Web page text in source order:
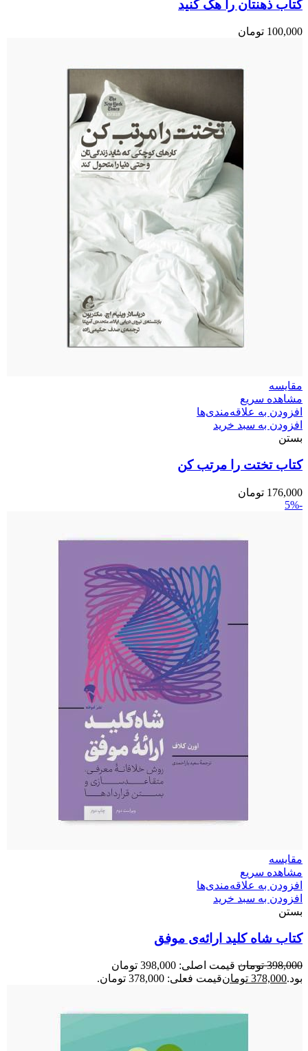
کتاب ذهنتان را هک کنید
100,000 تومان
مقایسه
مشاهده سریع
افزودن به علاقه‌مندی‌ها
افزودن به سبد خرید
بستن
کتاب تختت را مرتب کن
176,000 تومان
-5%
مقایسه
مشاهده سریع
افزودن به علاقه‌مندی‌ها
افزودن به سبد خرید
بستن
کتاب شاه کلید ارائه‌ی موفق
398,000 تومان
قیمت اصلی: 398,000 تومان
بود.378,000 تومانقیمت فعلی: 378,000 تومان.